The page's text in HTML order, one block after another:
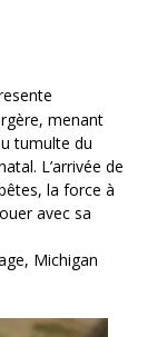
menant
tumulte du
L’arrivée de
la force à
avec sa
Michigan